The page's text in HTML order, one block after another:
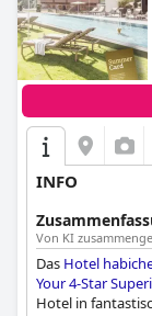
INFO
Von KI
Das Hotel
Your 4-Star
Hotel in